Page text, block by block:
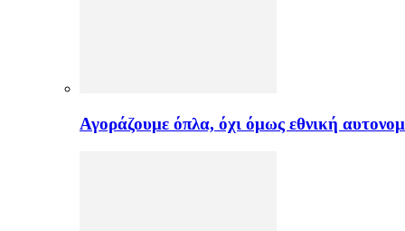
Αγοράζουμε όπλα, όχι όμως εθνική